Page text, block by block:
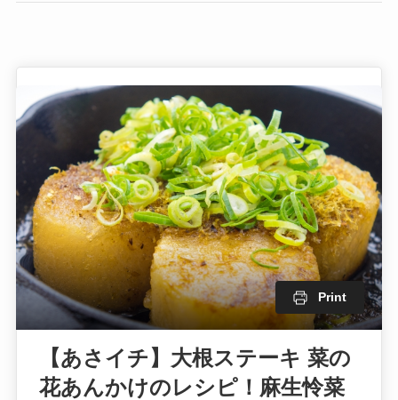
Print
【あさイチ】大根ステーキ 菜の
花あんかけのレシピ！麻生怜菜